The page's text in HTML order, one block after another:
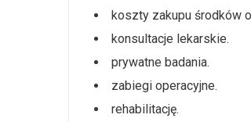
koszty zakupu środków
konsultacje lekarskie.
prywatne badania.
zabiegi operacyjne.
rehabilitację.